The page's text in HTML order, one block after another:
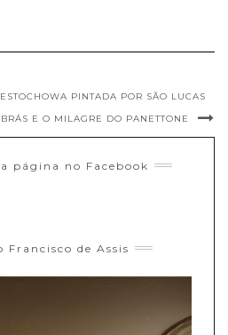
PINTADA POR SÃO LUCAS
E O MILAGRE DO PANETTONE
página no Facebook
Francisco de Assis